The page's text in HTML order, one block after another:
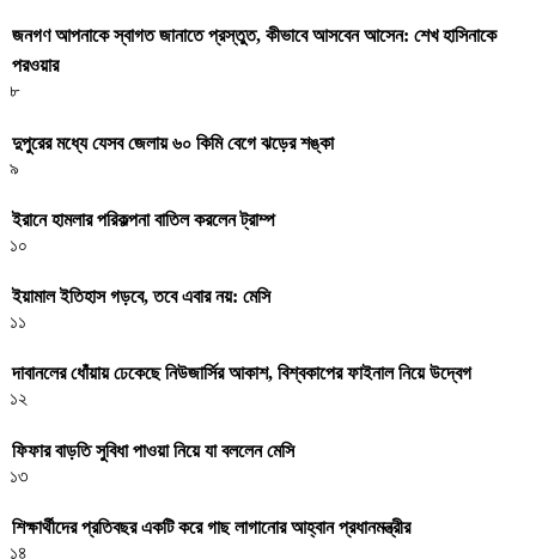
জনগণ আপনাকে স্বাগত জানাতে প্রস্তুত, কীভাবে আসবেন আসেন: শেখ হাসিনাকে
পরওয়ার
৮
দুপুরের মধ্যে যেসব জেলায় ৬০ কিমি বেগে ঝড়ের শঙ্কা
৯
ইরানে হামলার পরিকল্পনা বাতিল করলেন ট্রাম্প
১০
ইয়ামাল ইতিহাস গড়বে, তবে এবার নয়: মেসি
১১
দাবানলের ধোঁয়ায় ঢেকেছে নিউজার্সির আকাশ, বিশ্বকাপের ফাইনাল নিয়ে উদ্বেগ
১২
ফিফার বাড়তি সুবিধা পাওয়া নিয়ে যা বললেন মেসি
১৩
শিক্ষার্থীদের প্রতিবছর একটি করে গাছ লাগানোর আহ্বান প্রধানমন্ত্রীর
১৪